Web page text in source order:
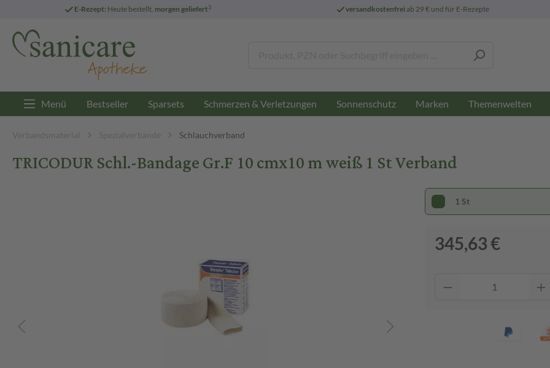
E-Rezept: Heute bestellt, morgen geliefert3 versandkostenfreiab 29 € und für E-Rezepte
Menü Bestseller Sparsets Schmerzen & Verletzungen Sonnenschutz Marken Themenwelten
Verbandsmaterial Spezialverbände Schlauchverband
TRICODUR Schl.-Bandage Gr.F 10 cmx10 m weiß 1 St Verband
1 St
345,63 €